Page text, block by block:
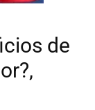
de